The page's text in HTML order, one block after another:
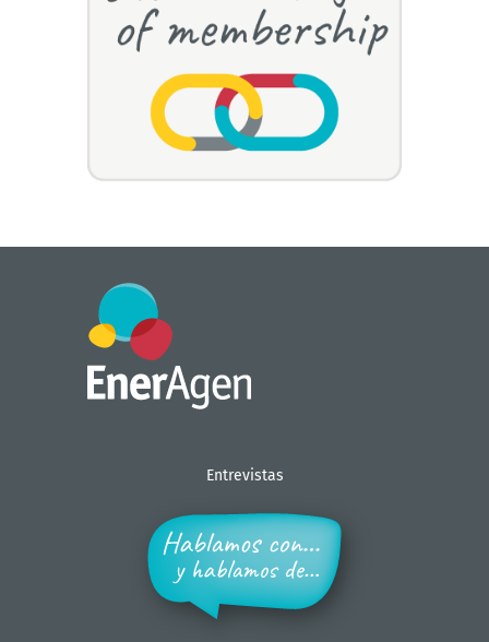
Entrevistas